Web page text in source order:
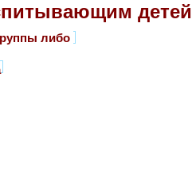
детей
либо